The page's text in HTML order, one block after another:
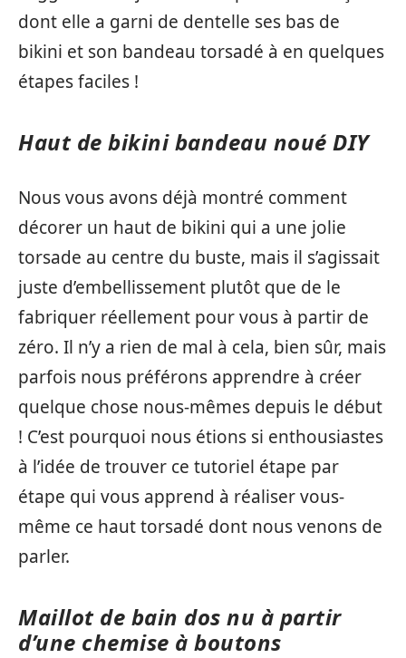
dont elle a garni de dentelle ses bas de
bikini et son bandeau torsadé à en quelques
étapes faciles !
Haut de bikini bandeau noué DIY
Nous vous avons déjà montré comment
décorer un haut de bikini qui a une jolie
torsade au centre du buste, mais il s’agissait
juste d’embellissement plutôt que de le
fabriquer réellement pour vous à partir de
zéro. Il n’y a rien de mal à cela, bien sûr, mais
parfois nous préférons apprendre à créer
quelque chose nous-mêmes depuis le début
! C’est pourquoi nous étions si enthousiastes
à l’idée de trouver ce tutoriel étape par
étape qui vous apprend à réaliser vous-
même ce haut torsadé dont nous venons de
parler.
Maillot de bain dos nu à partir
d’une chemise à boutons